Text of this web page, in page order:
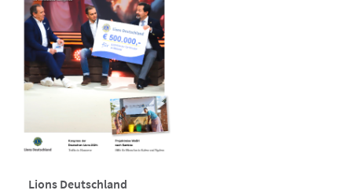
Lions Deutschland